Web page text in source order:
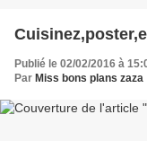
Publié le 02/02/2016 à
Par Miss bons plans zaza